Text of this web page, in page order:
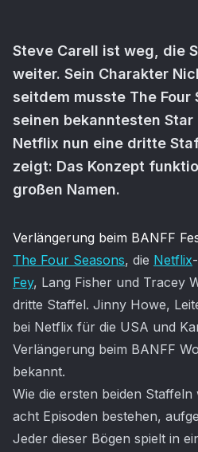
Steve Carell ist weg, die
weiter. Sein Charakter
seitdem musste The Four
seinen bekanntesten Star
Netflix nun eine dritte
zeigt: Das Konzept
großen Namen.
Artikel-Inhalt
Verlängerung beim BANFF
The Four Seasons, die Netflix
Fey, Lang Fisher und Tracey
dritte Staffel. Jinny Howe,
bei Netflix für die USA und
Verlängerung beim BANFF
bekannt.
Wie die ersten beiden
acht Episoden bestehen,
Jeder dieser Bögen spielt in